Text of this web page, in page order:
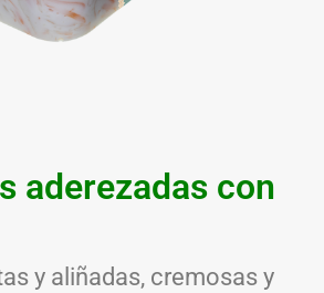
aderezadas con
y aliñadas, cremosas y